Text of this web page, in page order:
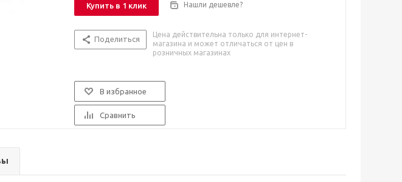
Купить в 1 клик Нашли дешевле?
Поделиться
Цена действительна только для интернет-
магазина и может отличаться от цен в
розничных магазинах
В избранное
Сравнить